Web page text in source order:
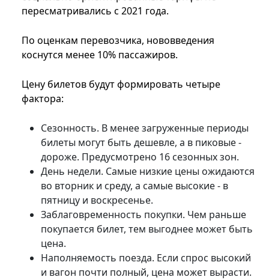
пересматривались с 2021 года.
По оценкам перевозчика, нововведения
коснутся менее 10% пассажиров.
Цену билетов будут формировать четыре
фактора:
Сезонность. В менее загруженные периоды
билеты могут быть дешевле, а в пиковые -
дороже. Предусмотрено 16 сезонных зон.
День недели. Самые низкие цены ожидаются
во вторник и среду, а самые высокие - в
пятницу и воскресенье.
Заблаговременность покупки. Чем раньше
покупается билет, тем выгоднее может быть
цена.
Наполняемость поезда. Если спрос высокий
и вагон почти полный, цена может вырасти.